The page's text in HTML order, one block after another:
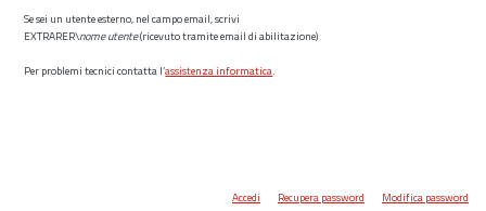
Se sei un utente esterno, nel campo email, scrivi
EXTRARER\nome utente(ricevuto tramite email di abilitazione)
Per problemi tecnici contatta l’assistenza informatica.
Accedi Recupera password Modifica password